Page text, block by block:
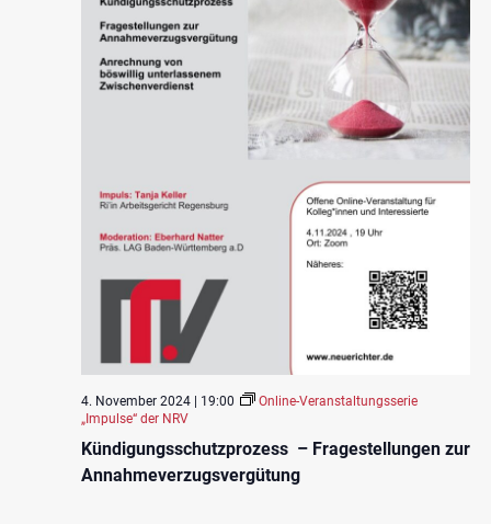
Kündigungsschutzprozess – Fragestellungen zur
Annahmeverzugsvergütung
4. November 2024 | 19:00
Online-Veranstaltungsserie
„Impulse“ der NRV